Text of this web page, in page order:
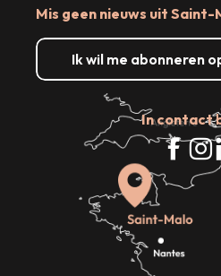
Mis geen nieuws uit Saint-
Ik wil me abonneren
In contact